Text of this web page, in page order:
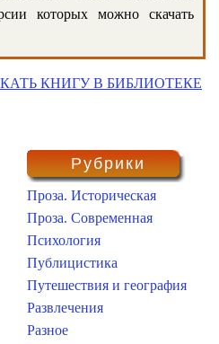
которых можно скачать
КНИГУ В БИБЛИОТЕКЕ
Рубрики
Проза. Историческая
Проза. Современная
Психология
Публицистика
Путешествия и география
Развлечения
Разное